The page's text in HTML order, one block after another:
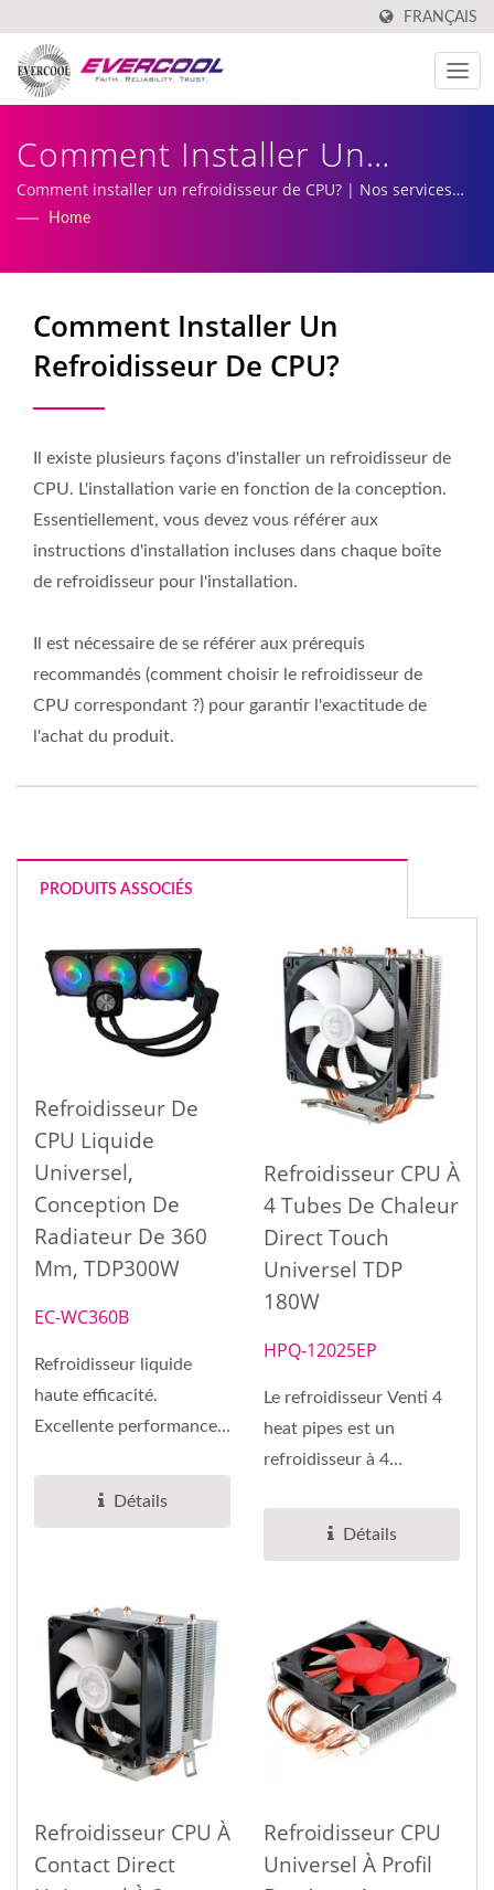
FRANÇAIS
Comment Installer Un
Refroidisseur De CPU? |
Refroidissement CPU À
Profil Bas | EVERCOOL
Comment installer un refroidisseur de CPU? | Nos services
incluent la production et la fabrication de ventilateurs DC
Home
Comment Installer Un
Refroidisseur De CPU?
Il existe plusieurs façons d'installer un refroidisseur de
CPU. L'installation varie en fonction de la conception.
Essentiellement, vous devez vous référer aux
instructions d'installation incluses dans chaque boîte
de refroidisseur pour l'installation.
Il est nécessaire de se référer aux prérequis
recommandés (comment choisir le refroidisseur de
CPU correspondant ?) pour garantir l'exactitude de
l'achat du produit.
PRODUITS ASSOCIÉS
Refroidisseur De
CPU Liquide
Universel,
Conception De
Radiateur De 360
Mm, TDP300W
EC-WC360B
Refroidisseur liquide
haute efficacité.
Excellente performance
Détails
Refroidisseur CPU À
4 Tubes De Chaleur
Direct Touch
Universel TDP
180W
HPQ-12025EP
Le refroidisseur Venti 4
heat pipes est un
refroidisseur à 4
Détails
Refroidisseur CPU À
Contact Direct
Refroidisseur CPU
Universel À Profil